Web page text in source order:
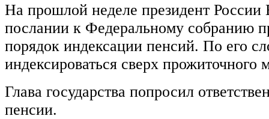
На прошлой неделе президент
послании к Федеральному собранию
порядок индексации пенсий. По его
индексироваться сверх прожиточного
Глава государства попросил
пенсии.